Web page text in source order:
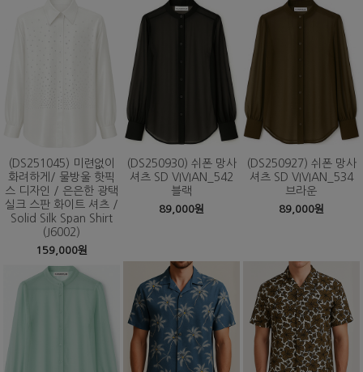
(DS251045) 미련없이
화려하게/ 물방울 핫픽
스 디자인 / 은은한 광택
실크 스판 화이트 셔츠 /
Solid Silk Span Shirt
(J6002)
159,000원
(DS250930) 쉬폰 망사
셔츠 SD VIVIAN_542
블랙
89,000원
(DS250927) 쉬폰 망사
셔츠 SD VIVIAN_534
브라운
89,000원